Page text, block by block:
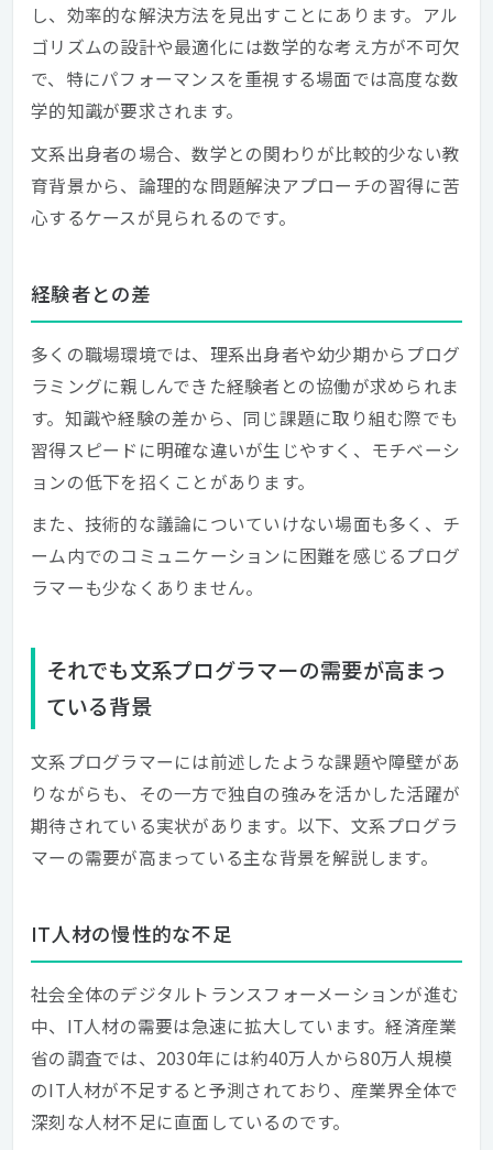
し、効率的な解決方法を見出すことにあります。アル
ゴリズムの設計や最適化には数学的な考え方が不可欠
で、特にパフォーマンスを重視する場面では高度な数
学的知識が要求されます。
文系出身者の場合、数学との関わりが比較的少ない教
育背景から、論理的な問題解決アプローチの習得に苦
心するケースが見られるのです。
経験者との差
多くの職場環境では、理系出身者や幼少期からプログ
ラミングに親しんできた経験者との協働が求められま
す。知識や経験の差から、同じ課題に取り組む際でも
習得スピードに明確な違いが生じやすく、モチベーシ
ョンの低下を招くことがあります。
また、技術的な議論についていけない場面も多く、チ
ーム内でのコミュニケーションに困難を感じるプログ
ラマーも少なくありません。
それでも文系プログラマーの需要が高まっ
ている背景
文系プログラマーには前述したような課題や障壁があ
りながらも、その一方で独自の強みを活かした活躍が
期待されている実状があります。以下、文系プログラ
マーの需要が高まっている主な背景を解説します。
IT人材の慢性的な不足
社会全体のデジタルトランスフォーメーションが進む
中、IT人材の需要は急速に拡大しています。経済産業
省の調査では、2030年には約40万人から80万人規模
のIT人材が不足すると予測されており、産業界全体で
深刻な人材不足に直面しているのです。